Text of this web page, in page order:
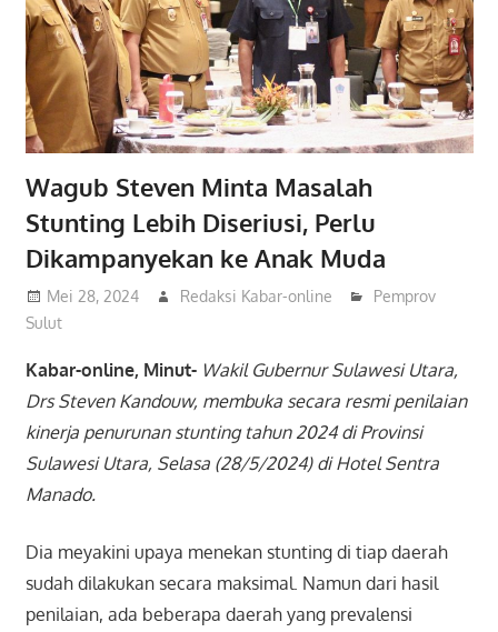
Wagub Steven Minta Masalah
Stunting Lebih Diseriusi, Perlu
Dikampanyekan ke Anak Muda
Mei 28, 2024 Redaksi Kabar-online
Pemprov
Sulut
Kabar-online, Minut- Wakil Gubernur Sulawesi Utara,
Drs Steven Kandouw, membuka secara resmi penilaian
kinerja penurunan stunting tahun 2024 di Provinsi
Sulawesi Utara, Selasa (28/5/2024) di Hotel Sentra
Manado.
Dia meyakini upaya menekan stunting di tiap daerah
sudah dilakukan secara maksimal. Namun dari hasil
penilaian, ada beberapa daerah yang prevalensi